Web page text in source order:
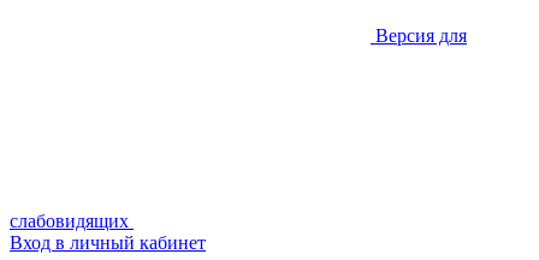
Версия для
слабовидящих
Вход в личный кабинет